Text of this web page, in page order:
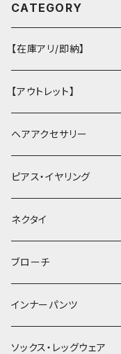
CATEGORY
【在庫アリ/即納】
【アウトレット】
ヘアアクセサリー
ヘアクリップ
ヘッドドレス・カチューシャ
ヘアゴム
簪
ピアス・イヤリング
ネクタイ
ブローチ
インナーパンツ
ソックス・レッグウェア